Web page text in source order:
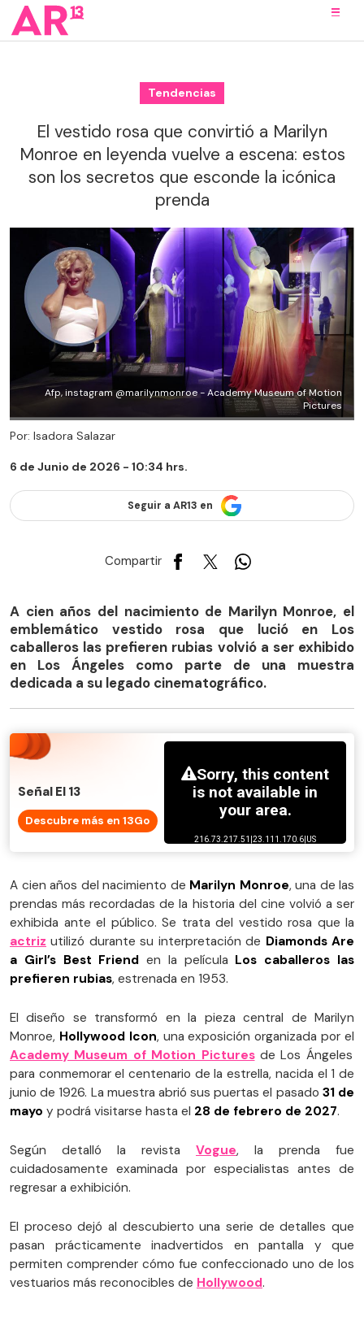
Tendencias
El vestido rosa que convirtió a Marilyn
Monroe en leyenda vuelve a escena: estos
son los secretos que esconde la icónica
prenda
Afp, instagram @marilynmonroe - Academy Museum of Motion
Pictures
Por: Isadora Salazar
6 de Junio de 2026 - 10:34 hrs.
Seguir a AR13 en
Compartir
A cien años del nacimiento de Marilyn Monroe, el
emblemático vestido rosa que lució en Los
caballeros las prefieren rubias volvió a ser exhibido
en Los Ángeles como parte de una muestra
dedicada a su legado cinematográfico.
Señal El 13
Descubre más en 13Go
A cien años del nacimiento de Marilyn Monroe, una de las
prendas más recordadas de la historia del cine volvió a ser
exhibida ante el público. Se trata del vestido rosa que la
actriz utilizó durante su interpretación de Diamonds Are
a Girl’s Best Friend en la película Los caballeros las
prefieren rubias, estrenada en 1953.
El diseño se transformó en la pieza central de Marilyn
Monroe, Hollywood Icon, una exposición organizada por el
Academy Museum of Motion Picturesde Los Ángeles
para conmemorar el centenario de la estrella, nacida el 1 de
junio de 1926. La muestra abrió sus puertas el pasado 31 de
mayo y podrá visitarse hasta el 28 de febrero de 2027.
Según detalló la revista Vogue, la prenda fue
cuidadosamente examinada por especialistas antes de
regresar a exhibición.
El proceso dejó al descubierto una serie de detalles que
pasan prácticamente inadvertidos en pantalla y que
permiten comprender cómo fue confeccionado uno de los
vestuarios más reconocibles de Hollywood.